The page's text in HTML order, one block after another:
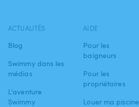
ACTUALITÉS
Blog
Swimmy dans les
médias
L'aventure
Swimmy
AIDE
Pour les
baigneurs
Pour les
propriétaires
Louer ma piscine